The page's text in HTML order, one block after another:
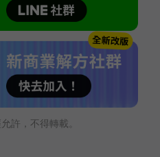
許，不得轉載。